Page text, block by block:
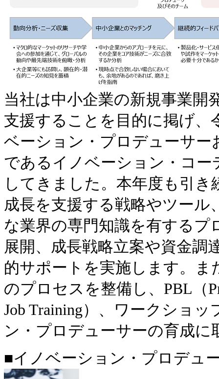
当社は中小企業の新規事業開
支援することを目的に掲げ、
ベーション・プロデューサ
であるイノベーション・コ
してきました。本年度も引
成長を支援する戦略やツー
な業界の専門知識を有する
展開、成長戦略立案や資金調
的サポートを実施します。ま
のプロセスを整備し、PBL（
Job Training）、ワークショ
ン・プロデューサーの育成に
■イノベーション・プロデ